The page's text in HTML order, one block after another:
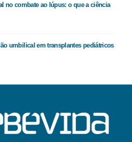
no combate ao lúpus: o que a ciência
umbilical em transplantes pediátricos